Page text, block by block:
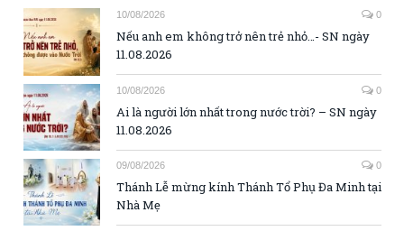
10/08/2026 0
Nếu anh em không trở nên trẻ nhỏ…- SN ngày
11.08.2026
10/08/2026 0
Ai là người lớn nhất trong nước trời? – SN ngày
11.08.2026
09/08/2026 0
Thánh Lễ mừng kính Thánh Tổ Phụ Đa Minh tại
Nhà Mẹ